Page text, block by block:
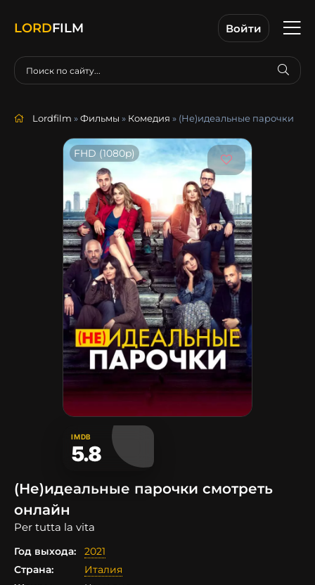
LORDFILM Войти
Lordfilm »Фильмы » Комедия » (Не)идеальные парочки
FHD (1080p)
IMDB
5.8
(Не)идеальные парочки смотреть
онлайн
Per tutta la vita
Год выхода:
2021
Страна:
Италия